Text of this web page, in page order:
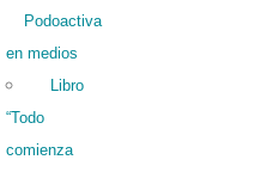
Podoactiva
en medios
Libro
“Todo
comienza